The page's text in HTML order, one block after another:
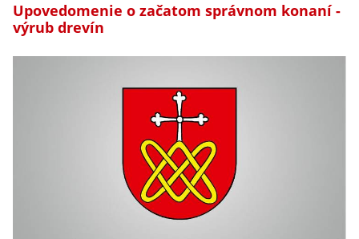
Upovedomenie o začatom správnom konaní -
výrub drevín